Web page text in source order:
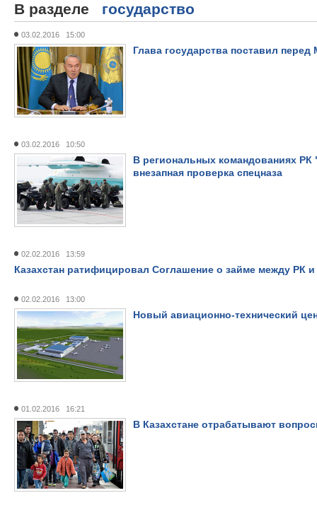
В разделе государство
03.02.2016 15:00
Глава государства поставил
03.02.2016 10:50
В региональных командованиях
внезапная проверка спецназа
02.02.2016 13:59
Казахстан ратифицировал Соглашение о займе между РК
02.02.2016 13:00
Новый авиационно-технический
01.02.2016 16:21
В Казахстане отрабатывают